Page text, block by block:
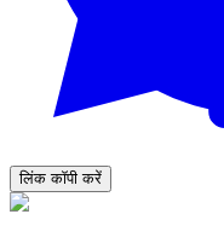
लिंक कॉपी करें